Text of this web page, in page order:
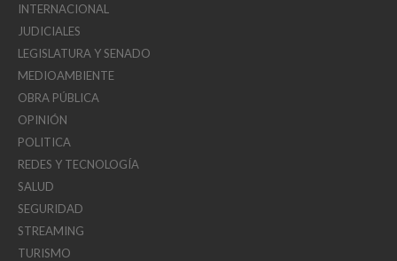
INTERNACIONAL
JUDICIALES
LEGISLATURA Y SENADO
MEDIOAMBIENTE
OBRA PÚBLICA
OPINIÓN
POLITICA
REDES Y TECNOLOGÍA
SALUD
SEGURIDAD
STREAMING
TURISMO